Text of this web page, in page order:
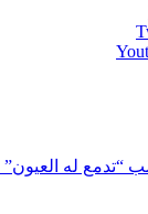
“تدمع له